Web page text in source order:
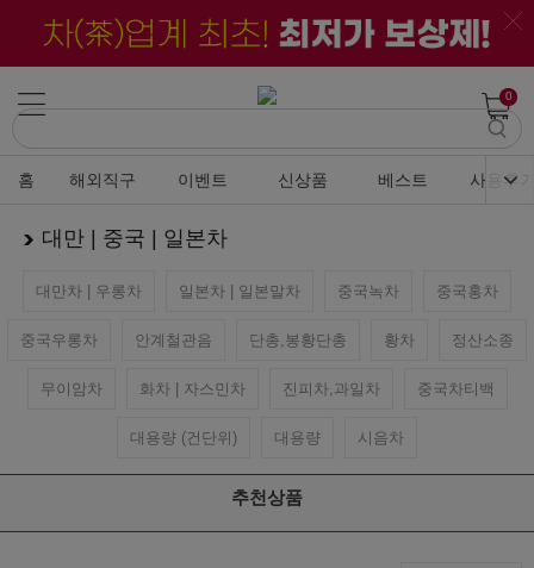
0
홈 해외직구 이벤트 신상품 베스트 사용후
대만 | 중국 | 일본차
대만차 | 우롱차 일본차 | 일본말차 중국녹차 중국홍차
중국우롱차 안계철관음 단총,봉황단총 황차 정산소종
무이암차 화차 | 자스민차 진피차,과일차 중국차티백
대용량 (건단위) 대용량 시음차
추천상품